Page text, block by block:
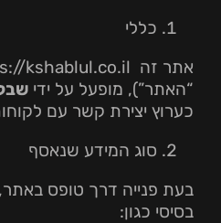
כללי
אתר זה https://kshablul.co.il/
“האתר”), מופעל על ידי
כערוץ יצירת קשר עם
סוג המידע שנאסף
בעת פנייה דרך טופס
בסיסי כגון: